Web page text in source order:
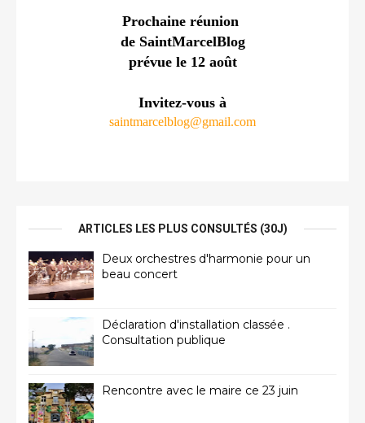
Prochaine réunion
de SaintMarcelBlog
prévue le 12 août
Invitez-vous à
saintmarcelblog@gmail.com
ARTICLES LES PLUS CONSULTÉS (30J)
Deux orchestres d'harmonie pour un
beau concert
Déclaration d'installation classée .
Consultation publique
Rencontre avec le maire ce 23 juin